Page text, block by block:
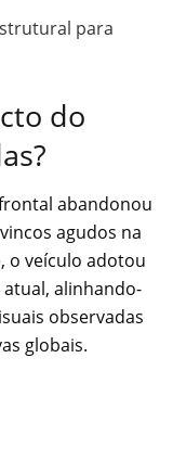
para
do
abandonou
agudos na
o veículo adotou
alinhando-
observadas
globais.